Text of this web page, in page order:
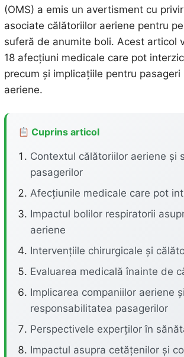
(OMS) a emis un avertisment cu
asociate călătoriilor aeriene pentru
suferă de anumite boli. Acest articol
18 afecțiuni medicale care pot
precum și implicațiile pentru pasageri
aeriene.
Cuprins articol
Contextul călătoriilor aeriene și
pasagerilor
Afecțiunile medicale care pot
Impactul bolilor respiratorii
aeriene
Intervențiile chirurgicale și
Evaluarea medicală înainte de
Implicarea companiilor aeriene și
responsabilitatea pasagerilor
Perspectivele experților în
Impactul asupra cetățenilor și